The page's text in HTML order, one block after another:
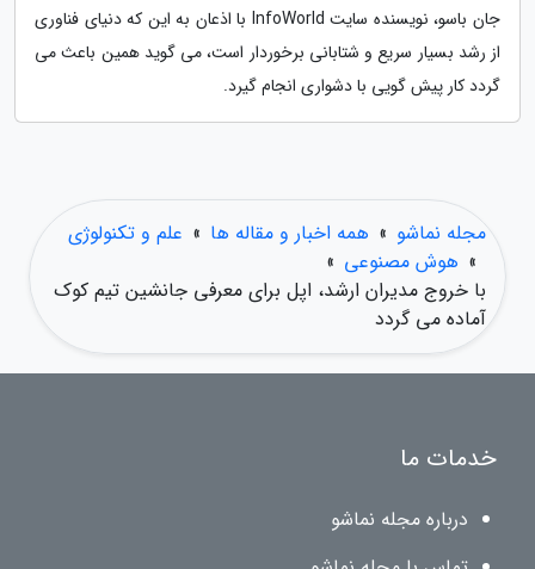
جان باسو، نویسنده سایت InfoWorld با اذعان به این که دنیای فناوری
از رشد بسیار سریع و شتابانی برخوردار است، می گوید همین باعث می
گردد کار پیش گویی با دشواری انجام گیرد.
مجله نماشو » همه اخبار و مقاله ها » علم و تکنولوژی
» هوش مصنوعی »
با خروج مدیران ارشد، اپل برای معرفی جانشین تیم کوک
آماده می گردد
خدمات ما
درباره مجله نماشو